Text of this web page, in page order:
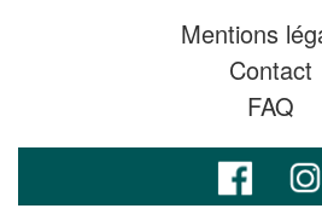
Mentions
Contact
FAQ